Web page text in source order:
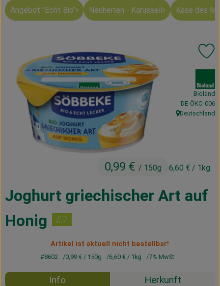
Mahlitzscher Produkte
Ökokisten
Obst & Gemüse
Kühltheke
Vorratskammer
Getränke
Über uns
Lieferservice
Neues vom Hof
Angebot "Echt Bio" Neuheiten - Karussell Käse des
Joghurt griechischer Art auf
Honig
0,99 € / 150g 6,60 € / 1kg
Bioland
,DE-ÖKO-006
, Herkunft:
Deutschland
Artikel ist aktuell nicht bestellbar!
#8602 0,99 € / 150g 6,60 € / 1kg 7% MwSt
Info Herkunft